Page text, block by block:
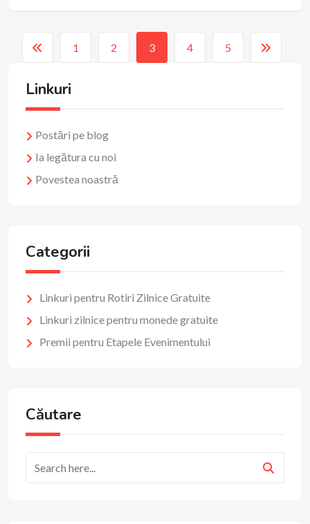
1 2 3 4 5
Linkuri
Postări pe blog
Ia legătura cu noi
Povestea noastră
Categorii
Linkuri pentru Rotiri Zilnice Gratuite
Linkuri zilnice pentru monede gratuite
Premii pentru Etapele Evenimentului
Căutare